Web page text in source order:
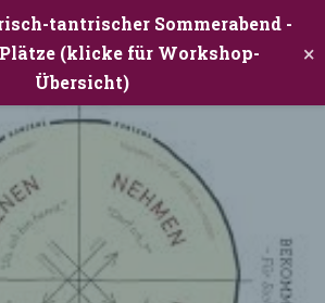
tantrischer Sommerabend -
(klicke für Workshop-
Übersicht)
×